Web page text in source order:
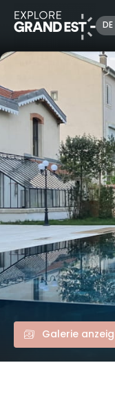
DE
Sehenswertes in der
Galerie